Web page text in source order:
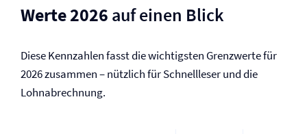
Werte 2026 auf einen Blick
Diese Kennzahlen fasst die wichtigsten Grenzwerte für
2026 zusammen – nützlich für Schnellleser und die
Lohnabrechnung.